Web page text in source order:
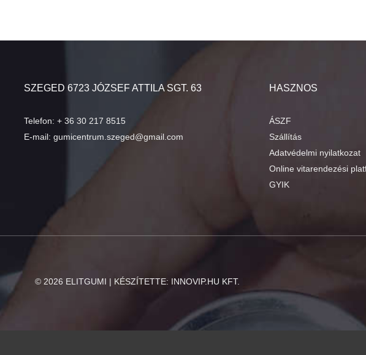
SZEGED 6723 JÓZSEF ATTILA SGT. 63
Telefon: + 36 30 217 8515
E-mail: gumicentrum.szeged@gmail.com
HASZNOS
ÁSZF
Szállítás
Adatvédelmi nyilatkozat
Online vitarendezési
GYIK
© 2026 ELITGUMI | KÉSZÍTETTE: INNOVIP.HU KFT.